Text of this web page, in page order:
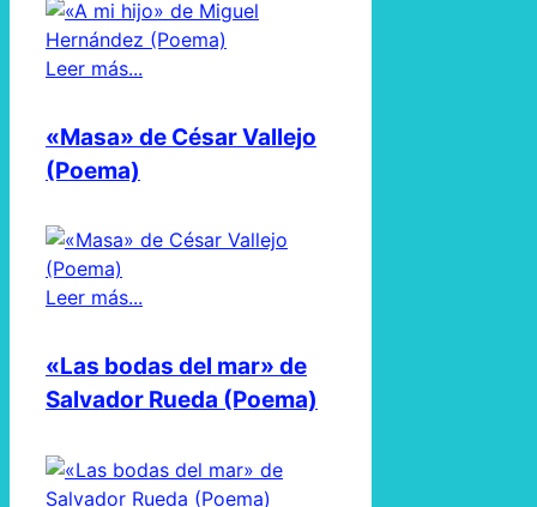
Leer más...
«Masa» de César Vallejo
(Poema)
Leer más...
«Las bodas del mar» de
Salvador Rueda (Poema)